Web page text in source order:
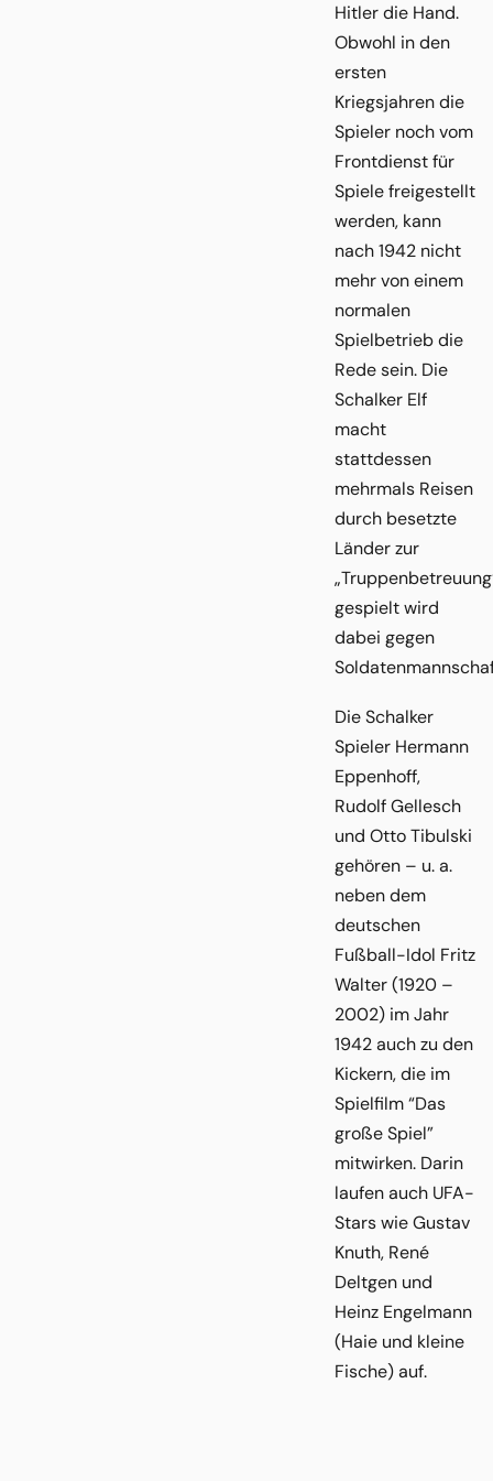
Hitler die Hand.
Obwohl in den
ersten
Kriegsjahren die
Spieler noch vom
Frontdienst für
Spiele freigestellt
werden, kann
nach 1942 nicht
mehr von einem
normalen
Spielbetrieb die
Rede sein. Die
Schalker Elf
macht
stattdessen
mehrmals Reisen
durch besetzte
Länder zur
gespielt wird
dabei gegen
Die Schalker
Spieler Hermann
Eppenhoff,
Rudolf Gellesch
und Otto Tibulski
gehören – u. a.
neben dem
deutschen
Fußball-Idol Fritz
Walter (1920 –
2002) im Jahr
1942 auch zu den
Kickern, die im
Spielfilm “Das
große Spiel”
mitwirken. Darin
laufen auch UFA-
Stars wie Gustav
Knuth, René
Deltgen und
Heinz Engelmann
(Haie und kleine
Fische) auf.